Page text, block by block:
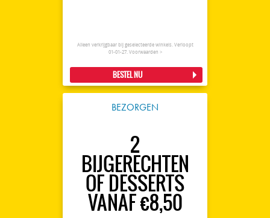
Alleen verkrijgbaar bij geselecteerde winkels. Verloopt
01-01-27. Voorwaarden >
BESTEL NU
BEZORGEN
2
BIJGERECHTEN
OF DESSERTS
VANAF €8,50